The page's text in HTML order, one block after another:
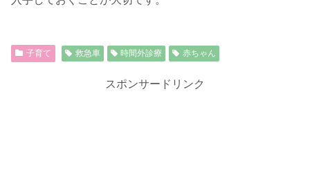
子育て 救急車 時間外診療 赤ちゃん
スポンサードリンク